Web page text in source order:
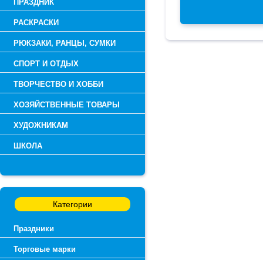
ПРАЗДНИК
РАСКРАСКИ
РЮКЗАКИ, РАНЦЫ, СУМКИ
СПОРТ И ОТДЫХ
ТВОРЧЕСТВО И ХОББИ
ХОЗЯЙСТВЕННЫЕ ТОВАРЫ
ХУДОЖНИКАМ
ШКОЛА
Категории
Праздники
Торговые марки